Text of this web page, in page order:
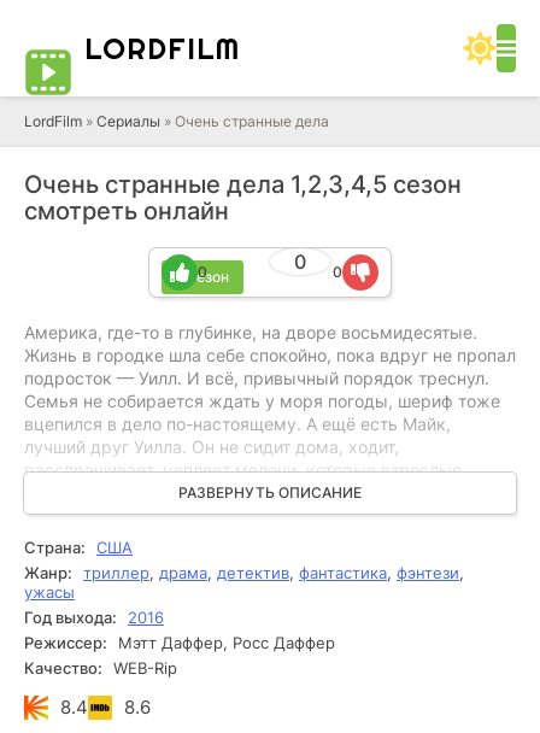
LORDFILM
LordFilm » Сериалы » Очень странные дела
Очень странные дела 1,2,3,4,5 сезон
смотреть онлайн
5 сезон
0
0 0
Америка, где-то в глубинке, на дворе восьмидесятые.
Жизнь в городке шла себе спокойно, пока вдруг не пропал
подросток — Уилл. И всё, привычный порядок треснул.
Семья не собирается ждать у моря погоды, шериф тоже
вцепился в дело по-настоящему. А ещё есть Майк,
лучший друг Уилла. Он не сидит дома, ходит,
расспрашивает, цепляет мелочи, которые взрослые
пропускают. Ему кажется, что он уже нащупал ниточку.
Только эта ниточка ведёт не к обычному преступнику.
Дальше всё становится странным. И очень опасным.
РАЗВЕРНУТЬ ОПИСАНИЕ
Страна:
США
Жанр:
триллер, драма, детектив, фантастика, фэнтези,
ужасы
Год выхода:
2016
Режиссер:
Мэтт Даффер, Росс Даффер
Качество:
WEB-Rip
8.4 8.6